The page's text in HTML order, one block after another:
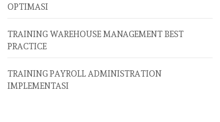
OPTIMASI
TRAINING WAREHOUSE MANAGEMENT BEST
PRACTICE
TRAINING PAYROLL ADMINISTRATION
IMPLEMENTASI